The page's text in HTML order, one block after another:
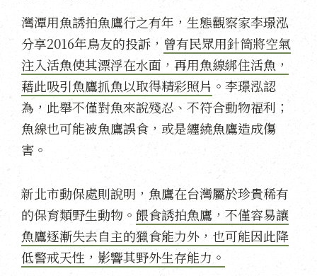
灣潭用魚誘拍魚鷹行之有年，生態觀察家李璟泓
分享2016年鳥友的投訴， 曾有民眾用針筒將空氣
注入活魚使其漂浮在水面，再用魚線綁住活魚，
藉此吸引魚鷹抓魚以取得精彩照片 。李璟泓認
為，此舉不僅對魚來說殘忍、不符合動物福利；
魚線也可能被魚鷹誤食，或是纏繞魚鷹造成傷
害。
新北市動保處則說明，魚鷹在台灣屬於珍貴稀有
的保育類野生動物。 餵食誘拍魚鷹，不僅容易讓
魚鷹逐漸失去自主的獵食能力外，也可能因此降
低警戒天性，影響其野外生存能力。